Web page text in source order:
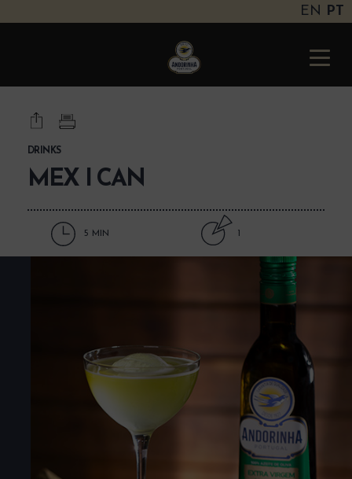
EN PT
Andorinha
Portugal
DRINKS
MEX I CAN
5 MIN 1